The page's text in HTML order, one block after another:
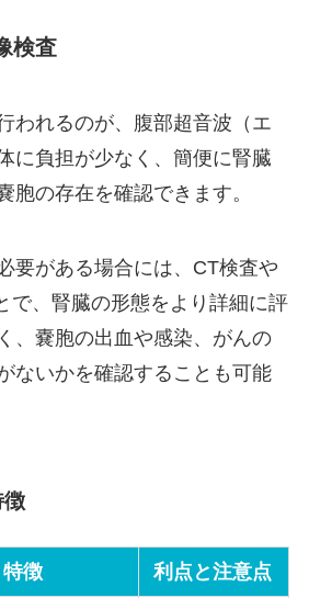
検査
われるのが、腹部超音波（エ
に負担が少なく、簡便に腎臓
胞の存在を確認できます。
要がある場合には、CT検査や
で、腎臓の形態をより詳細に評
、嚢胞の出血や感染、がんの
ないかを確認することも可能
徴
特徴 利点と注意点